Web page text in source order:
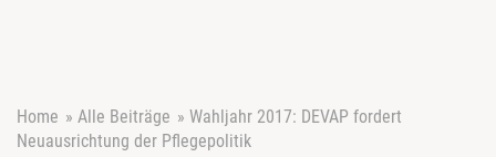
Home » Alle Beiträge » Wahljahr 2017: DEVAP fordert
Neuausrichtung der Pflegepolitik